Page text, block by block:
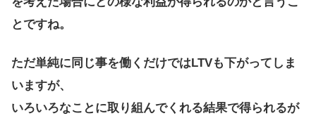
とですね。
ただ単純に同じ事を働くだけではLTVも下がってしま
いますが、
いろいろなことに取り組んでくれる結果で得られるが